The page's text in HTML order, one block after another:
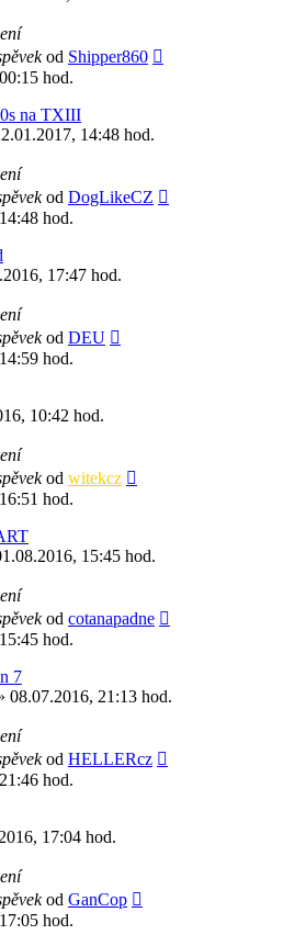
od Shipper860
hod.
na TXIII
14:48 hod.
od DogLikeCZ
hod.
17:47 hod.
od DEU
hod.
10:42 hod.
od witekcz
hod.
15:45 hod.
od cotanapadne
hod.
7
08.07.2016, 21:13 hod.
od HELLERcz
hod.
17:04 hod.
od GanCop
hod.